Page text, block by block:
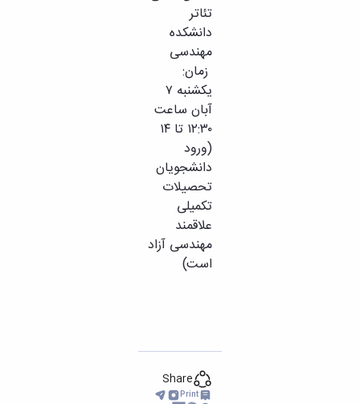
تئاتر
دانشکده
مهندسی
زمان:
یکشنبه ۷
آبان ساعت
۱۲:۳۰ تا ۱۴
(ورود
دانشجویان
تحصیلات
تکمیلی
علاقمند
مهندسی آزاد
است)
Share
Print